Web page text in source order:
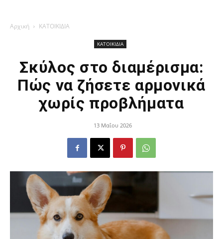
Αρχική ΚΑΤΟΙΚΙΔΙΑ
ΚΑΤΟΙΚΙΔΙΑ
Σκύλος στο διαμέρισμα:
Πώς να ζήσετε αρμονικά
χωρίς προβλήματα
13 Μαΐου 2026